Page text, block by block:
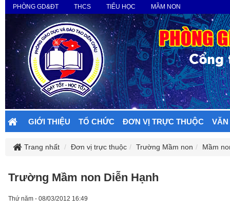
PHÒNG GD&ĐT THCS TIỂU HỌC MẦM NON
GIỚI THIỆU TỔ CHỨC ĐƠN VỊ TRỰC THUỘC
Trang nhất Đơn vị trực thuộc Trường Mầm non Mầm
Trường Mầm non Diễn Hạnh
Thứ năm - 08/03/2012 16:49